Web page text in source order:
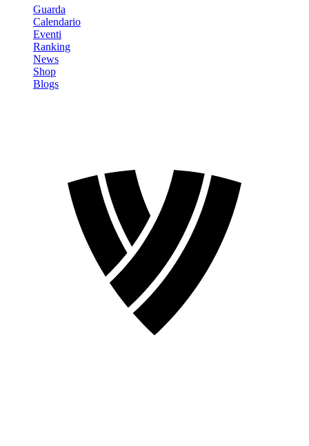
Guarda
Calendario
Eventi
Ranking
News
Shop
Blogs